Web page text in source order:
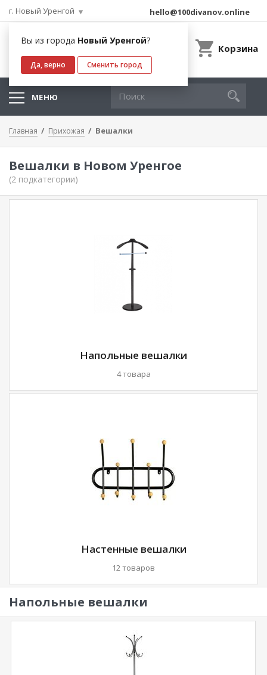
г. Новый Уренгой
Вы из города Новый Уренгой?
Да, верно Сменить город
hello@100divanov.online
Корзина
МЕНЮ
Главная Прихожая Вешалки
Вешалки в Новом Уренгое
(2 подкатегории)
Напольные вешалки
4 товара
Настенные вешалки
12 товаров
Напольные вешалки